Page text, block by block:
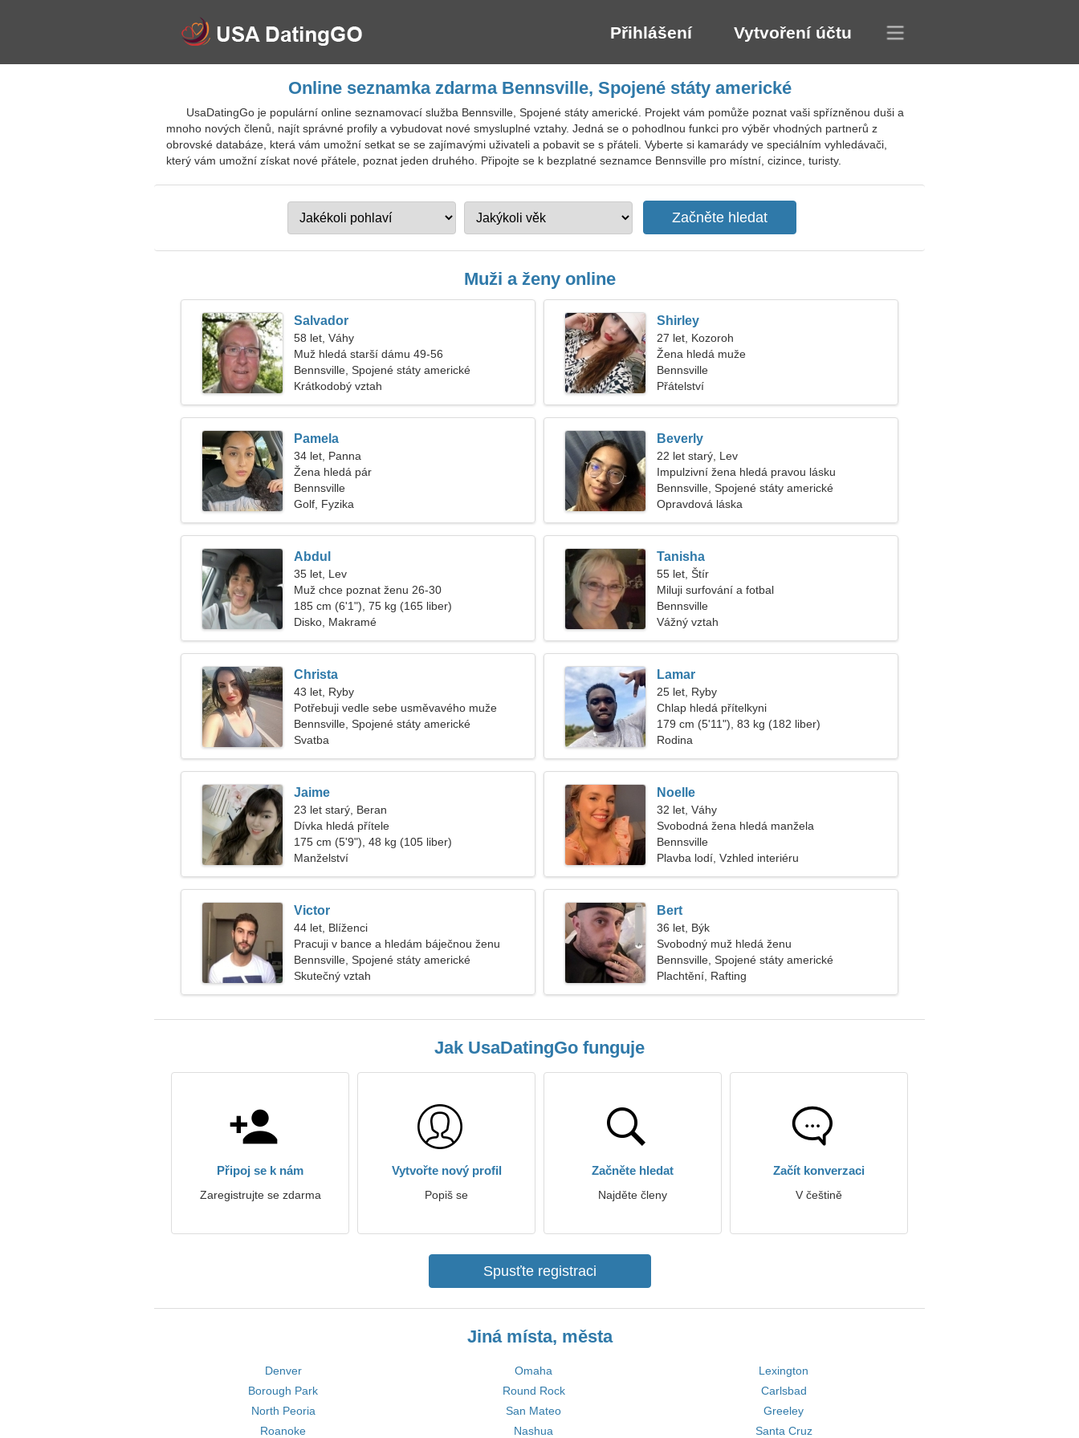
Přihlášení Vytvoření účtu
Online seznamka zdarma Bennsville, Spojené státy americké
UsaDatingGo je populární online seznamovací služba Bennsville, Spojené státy americké. Projekt vám pomůže poznat vaši spřízněnou duši a
mnoho nových členů, najít správné profily a vybudovat nové smysluplné vztahy. Jedná se o pohodlnou funkci pro výběr vhodných partnerů z
obrovské databáze, která vám umožní setkat se se zajímavými uživateli a pobavit se s přáteli. Vyberte si kamarády ve speciálním vyhledávači,
který vám umožní získat nové přátele, poznat jeden druhého. Připojte se k bezplatné seznamce Bennsville pro místní, cizince, turisty.
Muži a ženy online
Salvador
58 let, Váhy
Muž hledá starší dámu 49-56
Bennsville, Spojené státy americké
Krátkodobý vztah
Shirley
27 let, Kozoroh
Žena hledá muže
Bennsville
Přátelství
Pamela
34 let, Panna
Žena hledá pár
Bennsville
Golf, Fyzika
Beverly
22 let starý, Lev
Impulzivní žena hledá pravou lásku
Bennsville, Spojené státy americké
Opravdová láska
Abdul
35 let, Lev
Muž chce poznat ženu 26-30
185 cm (6'1"), 75 kg (165 liber)
Disko, Makramé
Tanisha
55 let, Štír
Miluji surfování a fotbal
Bennsville
Vážný vztah
Christa
43 let, Ryby
Potřebuji vedle sebe usměvavého muže
Bennsville, Spojené státy americké
Svatba
Lamar
25 let, Ryby
Chlap hledá přítelkyni
179 cm (5'11"), 83 kg (182 liber)
Rodina
Jaime
23 let starý, Beran
Dívka hledá přítele
175 cm (5'9"), 48 kg (105 liber)
Manželství
Noelle
32 let, Váhy
Svobodná žena hledá manžela
Bennsville
Plavba lodí, Vzhled interiéru
Victor
44 let, Blíženci
Pracuji v bance a hledám báječnou ženu
Bennsville, Spojené státy americké
Skutečný vztah
Bert
36 let, Býk
Svobodný muž hledá ženu
Bennsville, Spojené státy americké
Plachtění, Rafting
Jak UsaDatingGo funguje
Připoj se k nám
Zaregistrujte se zdarma
Vytvořte nový profil
Popiš se
Začněte hledat
Najděte členy
Začít konverzaci
V češtině
Spusťte registraci
Jiná místa, města
Denver Omaha
Lexington
Borough Park
Round Rock
Carlsbad
North Peoria
San Mateo
Greeley
Roanoke
Nashua Santa Cruz